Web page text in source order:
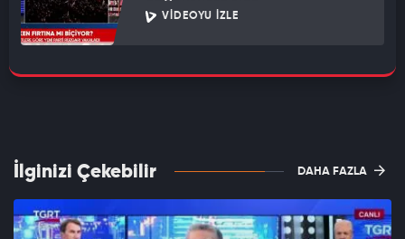
VIDEOYU İZLE
İlginizi Çekebilir DAHA FAZLA